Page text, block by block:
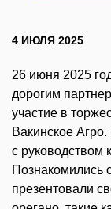
4 ИЮЛЯ 2025
26 июня 2025
дорогим
участие в
Вакинское
с руководством
Познакомились
презентовали